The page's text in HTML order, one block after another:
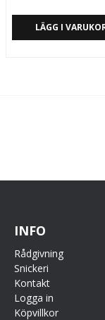
LÄGG I
INFO
Rådgivning
Snickeri
Kontakt
Logga in
Köpvillkor